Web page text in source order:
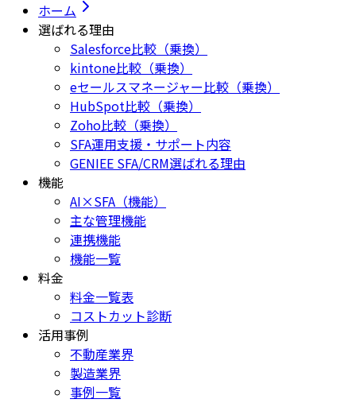
ホーム
選ばれる理由
Salesforce比較（乗換）
kintone比較（乗換）
eセールスマネージャー比較（乗換）
HubSpot比較（乗換）
Zoho比較（乗換）
SFA運用支援・サポート内容
GENIEE SFA/CRM選ばれる理由
機能
AI×SFA（機能）
主な管理機能
連携機能
機能一覧
料金
料金一覧表
コストカット診断
活用事例
不動産業界
製造業界
事例一覧